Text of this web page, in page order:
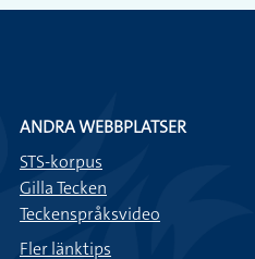
ANDRA WEBBPLATSER
STS-korpus
Gilla Tecken
Teckenspråksvideo
Fler länktips